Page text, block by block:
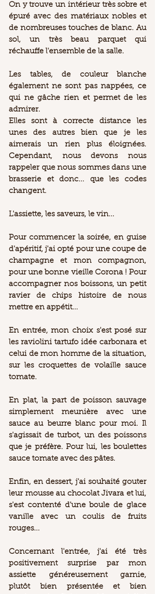
On y trouve un intérieur très sobre et
épuré avec des matériaux nobles et
de nombreuses touches de blanc. Au
sol, un très beau parquet qui
réchauffe l'ensemble de la salle.
Les tables, de couleur blanche
également ne sont pas nappées, ce
qui ne gâche rien et permet de les
admirer.
Elles sont à correcte distance les
unes des autres bien que je les
aimerais un rien plus éloignées.
Cependant, nous devons nous
rappeler que nous sommes dans une
brasserie et donc... que les codes
changent.
L'assiette, les saveurs, le vin...
Pour commencer la soirée, en guise
d'apéritif, j'ai opté pour une coupe de
champagne et mon compagnon,
pour une bonne vieille Corona ! Pour
accompagner nos boissons, un petit
ravier de chips histoire de nous
mettre en appétit...
En entrée, mon choix s'est posé sur
les raviolini tartufo idée carbonara et
celui de mon homme de la situation,
sur les croquettes de volaille sauce
tomate.
En plat, la part de poisson sauvage
simplement meunière avec une
sauce au beurre blanc pour moi. Il
s'agissait de turbot, un des poissons
que je préfère. Pour lui, les boulettes
sauce tomate avec des pâtes.
Enfin, en dessert, j'ai souhaité gouter
leur mousse au chocolat Jivara et lui,
s'est contenté d'une boule de glace
vanille avec un coulis de fruits
rouges...
Concernant l'entrée, j'ai été très
positivement surprise par mon
assiette généreusement garnie,
plutôt bien présentée et bien